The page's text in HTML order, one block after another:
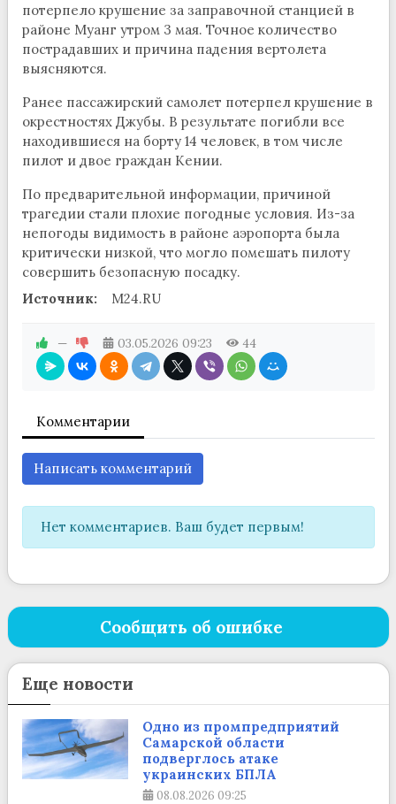
потерпело крушение за заправочной станцией в
районе Муанг утром 3 мая. Точное количество
пострадавших и причина падения вертолета
выясняются.
Ранее пассажирский самолет потерпел крушение в
окрестностях Джубы. В результате погибли все
находившиеся на борту 14 человек, в том числе
пилот и двое граждан Кении.
По предварительной информации, причиной
трагедии стали плохие погодные условия. Из-за
непогоды видимость в районе аэропорта была
критически низкой, что могло помешать пилоту
совершить безопасную посадку.
Источник:
M24.RU
— 03.05.2026 09:23 44
Комментарии
Написать комментарий
Нет комментариев. Ваш будет первым!
Сообщить об ошибке
Еще новости
Одно из промпредприятий
Самарской области
подверглось атаке
украинских БПЛА
08.08.2026 09:25